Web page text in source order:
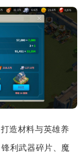
造材料与英雄养
利武器碎片、魔